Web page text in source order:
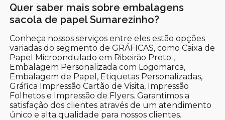
Quer saber mais sobre embalagens
sacola de papel Sumarezinho?
Conheça nossos serviços entre eles estão opções
variadas do segmento de GRÁFICAS, como Caixa de
Papel Microondulado em Ribeirão Preto ,
Embalagem Personalizada com Logomarca,
Embalagem de Papel, Etiquetas Personalizadas,
Gráfica Impressão Cartão de Visita, Impressão
Folhetos e Impressão de Flyers. Garantimos a
satisfação dos clientes através de um atendimento
único e alta qualidade para nossos clientes.